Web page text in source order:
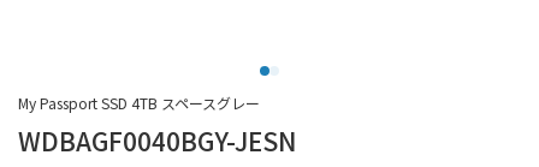
WDBAGF0040BGY-JESN
My Passport SSD 4TB スペースグレー